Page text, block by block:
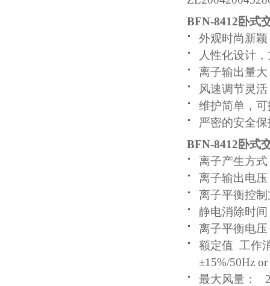
BFN-8412卧式
外观时尚新颖
人性化设计
离子输出量
风速调节灵
维护简单，
严密的安全
BFN-8412卧式
离子产生方
离子输出电
离子平衡控
静电消除时
离子平衡电
额定值 工作
±15%/50Hz
最大风量：